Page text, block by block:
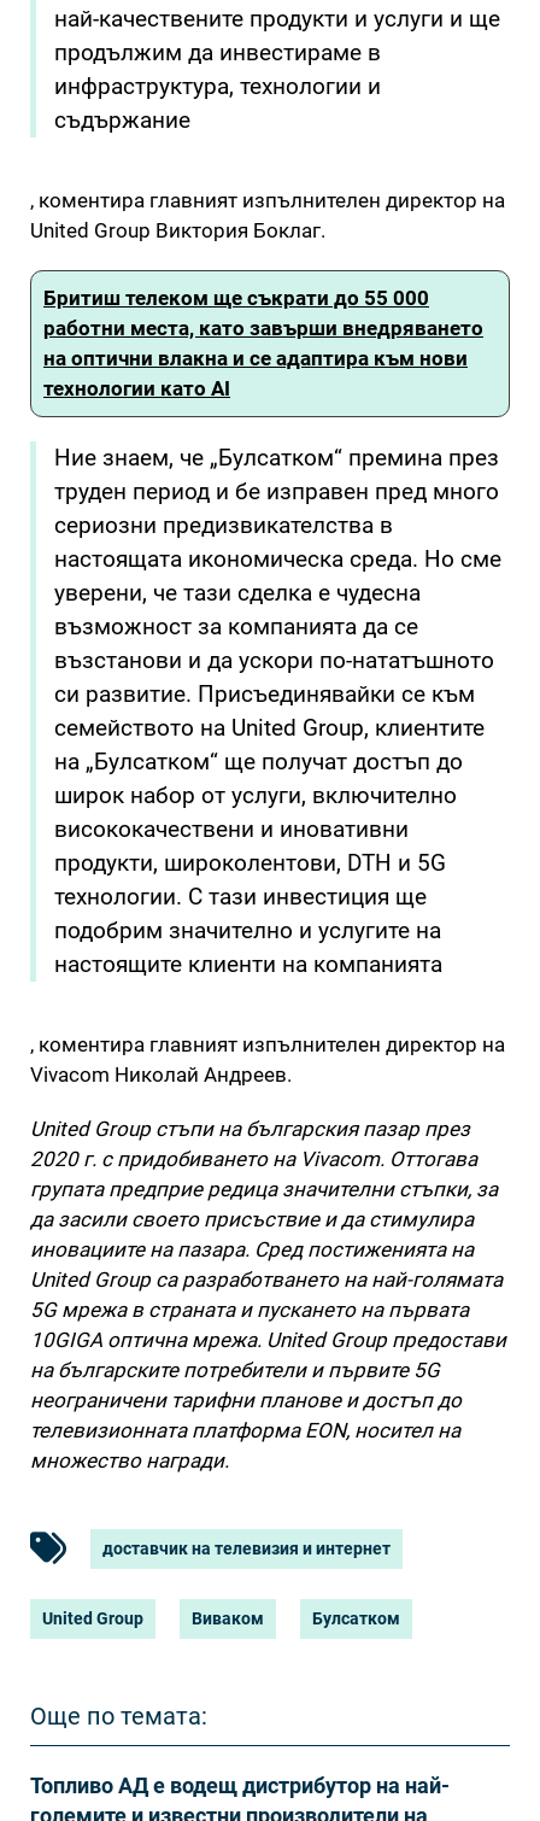
най-качествените продукти и услуги и ще
продължим да инвестираме в
инфраструктура, технологии и
съдържание
, коментира главният изпълнителен директор на
United Group Виктория Боклаг.
Бритиш телеком ще съкрати до 55 000
работни места, като завърши внедряването
на оптични влакна и се адаптира към нови
технологии като AI
Ние знаем, че „Булсатком“ премина през
труден период и бе изправен пред много
сериозни предизвикателства в
настоящата икономическа среда. Но сме
уверени, че тази сделка е чудесна
възможност за компанията да се
възстанови и да ускори по-нататъшното
си развитие. Присъединявайки се към
семейството на United Group, клиентите
на „Булсатком“ ще получат достъп до
широк набор от услуги, включително
висококачествени и иновативни
продукти, широколентови, DTH и 5G
технологии. С тази инвестиция ще
подобрим значително и услугите на
настоящите клиенти на компанията
, коментира главният изпълнителен директор на
Vivacom Николай Андреев.
United Group стъпи на българския пазар през
2020 г. с придобиването на Vivacom. Оттогава
групата предприе редица значителни стъпки, за
да засили своето присъствие и да стимулира
иновациите на пазара. Сред постиженията на
United Group са разработването на най-голямата
5G мрежа в страната и пускането на първата
10GIGA оптична мрежа. United Group предостави
на българските потребители и първите 5G
неограничени тарифни планове и достъп до
телевизионната платформа EON, носител на
множество награди.
доставчик на телевизия и интернет
United Group Виваком Булсатком
Още по темата:
Топливо АД е водещ дистрибутор на най-
големите и известни производители на